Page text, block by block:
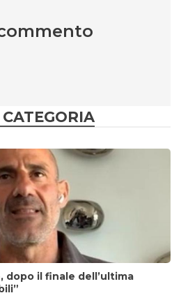
dopo il finale dell’ultima